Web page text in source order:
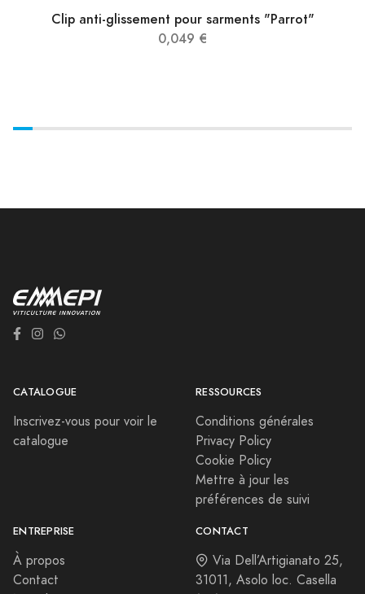
Clip anti-glissement pour sarments "Parrot"
0,049 €
CATALOGUE
Inscrivez-vous pour voir le
catalogue
RESSOURCES
Conditions générales
Privacy Policy
Cookie Policy
Mettre à jour les
préférences de suivi
ENTREPRISE
À propos
Contact
CONTACT
Via Dell’Artigianato 25,
31011, Asolo loc. Casella